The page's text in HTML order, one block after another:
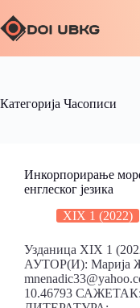
Категорија Часописи
Инкорпорирање
енглеског језика
XIX 1 (2022)
Узданица XIX 1
АУТОР(И): Марија
10.46793